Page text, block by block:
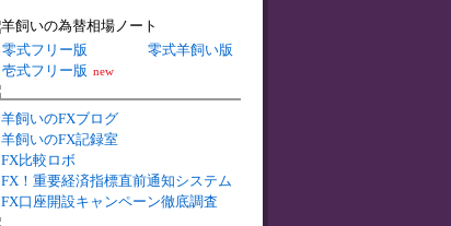
零式フリー版
零式羊飼い版
壱式フリー版 new
羊飼いのFXブログ
羊飼いのFX記録室
FX比較ロボ
FX！重要経済指標直前通知システム
FX口座開設キャンペーン徹底調査